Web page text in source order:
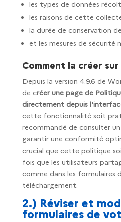
les types de données
les raisons de cette
la durée de conservation
et les mesures de sécurité
Comment la créer
Depuis la version 4.9.6 de
de créer une page de
directement depuis
cette fonctionnalité soit
recommandé de consulter
garantir une conformité
crucial que cette politique
fois que les utilisateurs
comme dans les formulaires
téléchargement.
2.) Réviser et
formulaires de